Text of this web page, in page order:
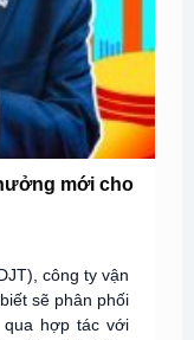
mới cho
công ty vận
sẽ phân phối
hợp tác với